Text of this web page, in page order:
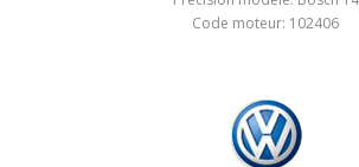
Code moteur: 102406